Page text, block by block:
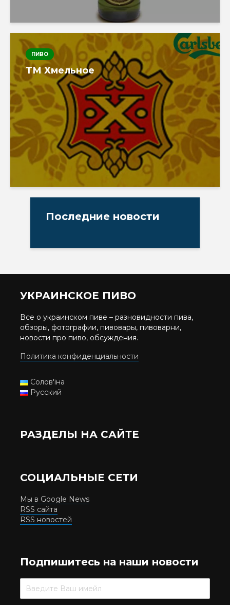
ПИВО
ТМ Хмельное
Последние новости
УКРАИНСКОЕ ПИВО
Все о украинском пиве – разновидности пива,
обзоры, фотографии, пивовары, пивоварни,
новости про пиво, обсуждения.
Политика конфиденциальности
Солов'їна
Русский
РАЗДЕЛЫ НА САЙТЕ
СОЦИАЛЬНЫЕ СЕТИ
Мы в Google News
RSS сайта
RSS новостей
Подпишитесь на наши новости